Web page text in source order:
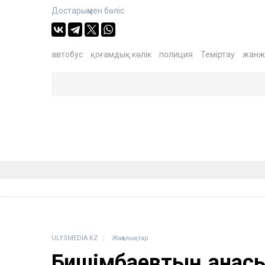
Достарыңмен бөліс
автобус қоғамдық көлік полиция Теміртау